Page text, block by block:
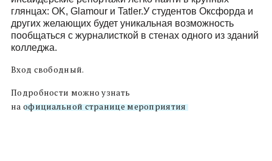
глянцах: OK, Glamour и Tatler.У студентов Оксфорда и
других желающих будет уникальная возможность
пообщаться с журналисткой в стенах одного из зданий
колледжа.
Вход свободный.
Подробности можно узнать
на официальной странице мероприятия